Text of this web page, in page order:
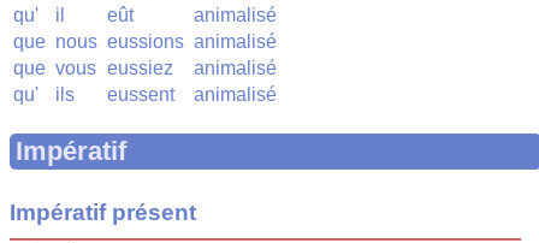
qu'
il eût
animalisé
que nous eussions animalisé
que vous eussiez
animalisé
qu'
ils eussent animalisé
Impératif
Impératif présent